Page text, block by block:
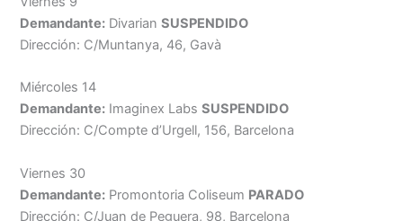
Demandante: DivarianSUSPENDIDO
Dirección: C/Muntanya, 46, Gavà
Miércoles 14
Demandante: Imaginex LabsSUSPENDIDO
Dirección: C/Compte d’Urgell, 156, Barcelona
Viernes 30
Demandante: Promontoria Coliseum PARADO
Dirección: C/Juan de Peguera, 98, Barcelona